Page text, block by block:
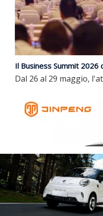
Dal 26 al 29 maggio,